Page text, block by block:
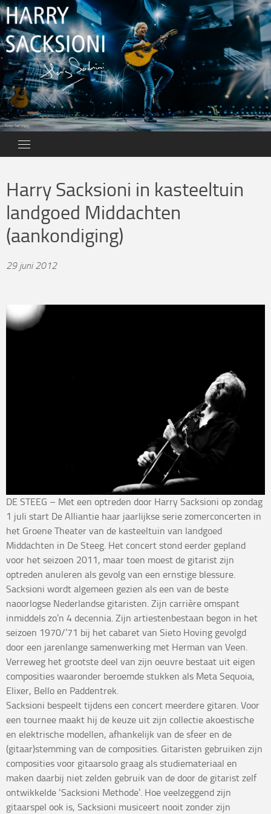
Skip
to
content
Harry Sacksioni in kasteeltuin
landgoed Middachten
(aankondiging)
29 juni 2012
DE STEEG – Met een optreden door Harry Sacksioni op zondag
1 juli start De Alliantie haar jaarlijkse serie zomerconcerten in
het Groene Theater van de kasteeltuin van landgoed
Middachten in De Steeg. Het concert stond eerder gepland
voor het seizoen 2011, maar toen moest de gitarist zijn
optreden anuleren als gevolg van een ernstige blessure.
Sacksioni wordt algemeen gezien als een van de beste
naoorlogse Nederlandse gitaristen. Zijn carrière omspant
inmiddels zo’n 4 decennia. Zijn artiestenbestaan begon in het
seizoen 1970/’71 bij het cabaret van Sieto Hoving gevolgd
door een jarenlange samenwerking met Herman van Veen.
Verreweg het grootste deel van zijn oeuvre bestaat uit eigen
composities waaronder beroemde stukken als Meta Sequoia,
Elixer, Bello en Paddentrek.
Sacksioni bespeelt tijdens een concert meerdere gitaren. Voor
een tournee maakt hij de keuze uit zijn collectie akoestische
en elektrische modellen, afhankelijk van de sfeer en de
(gitaar)stemming van de composities. Gitaristen gebruiken zijn
composities voor gitaarsolo graag als studiemateriaal en
maken daarbij niet zelden gebruik van de door de gitarist zelf
ontwikkelde ‘Sacksioni Methode’. Hoe veelzeggend zijn
gitaarspel ook is, Sacksioni musiceert nooit zonder zijn